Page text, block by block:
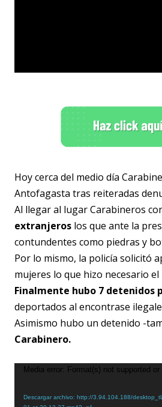
Hoy cerca del medio día
Antofagasta tras reiteradas
Al llegar al lugar Carabineros
extranjeros los que ante la
contundentes como piedras y
Por lo mismo, la policía solicitó
mujeres lo que hizo necesario
Finalmente hubo 7 detenidos
deportados al encontrase
Asimismo hubo un detenido -
Carabinero.
Media error: Format(s) not supported
Descargar archivo: http://3.94.104.188/